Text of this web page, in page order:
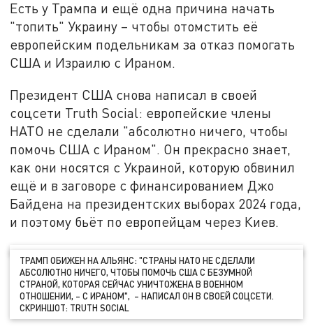
Есть у Трампа и ещё одна причина начать
"топить" Украину – чтобы отомстить её
европейским подельникам за отказ помогать
США и Израилю с Ираном.
Президент США снова написал в своей
соцсети Truth Social: европейские члены
НАТО не сделали "абсолютно ничего, чтобы
помочь США с Ираном". Он прекрасно знает,
как они носятся с Украиной, которую обвинил
ещё и в заговоре с финансированием Джо
Байдена на президентских выборах 2024 года,
и поэтому бьёт по европейцам через Киев.
ТРАМП ОБИЖЕН НА АЛЬЯНС: "СТРАНЫ НАТО НЕ СДЕЛАЛИ
АБСОЛЮТНО НИЧЕГО, ЧТОБЫ ПОМОЧЬ США С БЕЗУМНОЙ
СТРАНОЙ, КОТОРАЯ СЕЙЧАС УНИЧТОЖЕНА В ВОЕННОМ
ОТНОШЕНИИ, – С ИРАНОМ", – НАПИСАЛ ОН В СВОЕЙ СОЦСЕТИ.
СКРИНШОТ: TRUTH SOCIAL